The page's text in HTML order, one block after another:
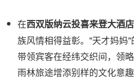
在西双版纳云投喜来登大酒店
族风情相得益彰。"天才妈妈
带领宾客在经纬交织间，领
雨林旅途增添别样的文化意趣